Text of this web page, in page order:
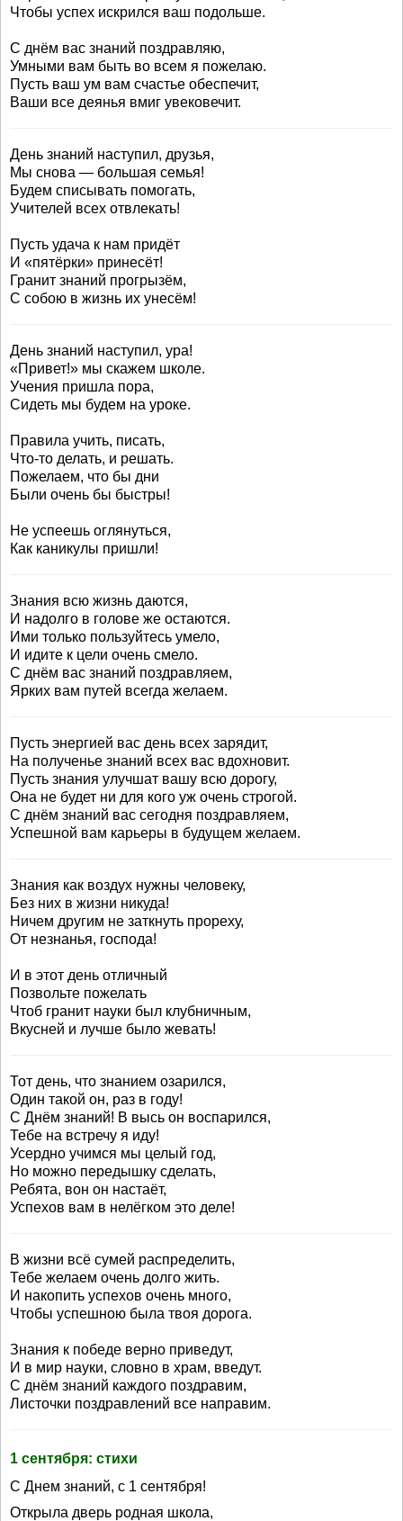
Чтобы успех искрился ваш подольше.
С днём вас знаний поздравляю,
Умными вам быть во всем я пожелаю.
Пусть ваш ум вам счастье обеспечит,
Ваши все деянья вмиг увековечит.
День знаний наступил, друзья,
Мы снова — большая семья!
Будем списывать помогать,
Учителей всех отвлекать!
Пусть удача к нам придёт
И «пятёрки» принесёт!
Гранит знаний прогрызём,
С собою в жизнь их унесём!
День знаний наступил, ура!
«Привет!» мы скажем школе.
Учения пришла пора,
Сидеть мы будем на уроке.
Правила учить, писать,
Что-то делать, и решать.
Пожелаем, что бы дни
Были очень бы быстры!
Не успеешь оглянуться,
Как каникулы пришли!
Знания всю жизнь даются,
И надолго в голове же остаются.
Ими только пользуйтесь умело,
И идите к цели очень смело.
С днём вас знаний поздравляем,
Ярких вам путей всегда желаем.
Пусть энергией вас день всех зарядит,
На полученье знаний всех вас вдохновит.
Пусть знания улучшат вашу всю дорогу,
Она не будет ни для кого уж очень строгой.
С днём знаний вас сегодня поздравляем,
Успешной вам карьеры в будущем желаем.
Знания как воздух нужны человеку,
Без них в жизни никуда!
Ничем другим не заткнуть прореху,
От незнанья, господа!
И в этот день отличный
Позвольте пожелать
Чтоб гранит науки был клубничным,
Вкусней и лучше было жевать!
Тот день, что знанием озарился,
Один такой он, раз в году!
С Днём знаний! В высь он воспарился,
Тебе на встречу я иду!
Усердно учимся мы целый год,
Но можно передышку сделать,
Ребята, вон он настаёт,
Успехов вам в нелёгком это деле!
В жизни всё сумей распределить,
Тебе желаем очень долго жить.
И накопить успехов очень много,
Чтобы успешною была твоя дорога.
Знания к победе верно приведут,
И в мир науки, словно в храм, введут.
С днём знаний каждого поздравим,
Листочки поздравлений все направим.
1 сентября: стихи
С Днем знаний, с 1 сентября!
Открыла дверь родная школа,